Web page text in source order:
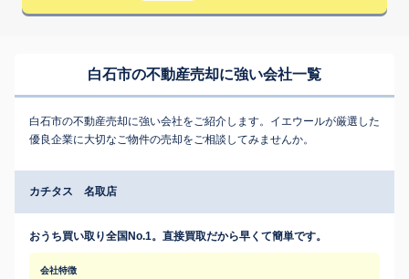
白石市の不動産売却に強い会社一覧
白石市の不動産売却に強い会社をご紹介します。イエウールが厳選した
優良企業に大切なご物件の売却をご相談してみませんか。
カチタス 名取店
おうち買い取り全国No.1。直接買取だから早くて簡単です。
会社特徴